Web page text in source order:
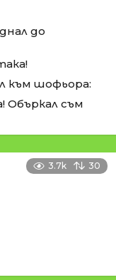
до
към шофьора:
Объркал съм
3.7k 30